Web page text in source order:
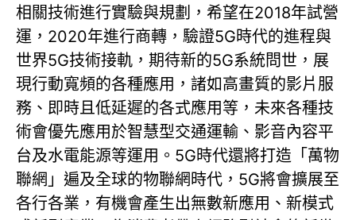
相關技術進行實驗與規劃，希望在2018年試營
運，2020年進行商轉，驗證5G時代的進程與
世界5G技術接軌，期待新的5G系統問世，展
現行動寬頻的各種應用，諸如高畫質的影片服
務、即時且低延遲的各式應用等，未來各種技
術會優先應用於智慧型交通運輸、影音內容平
台及水電能源等運用。5G時代還將打造「萬物
聯網」遍及全球的物聯網時代，5G將會擴展至
各行各業，有機會產生出無數新應用、新模式